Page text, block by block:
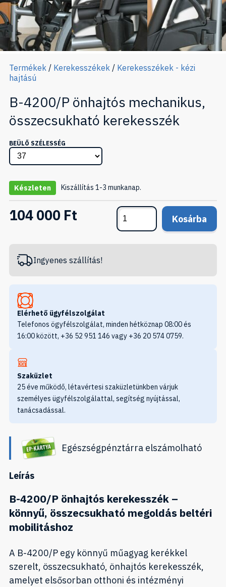
Termékek / Kerekesszékek / Kerekesszékek - kézi
hajtású
B-4200/P önhajtós mechanikus,
összecsukható kerekesszék
BEÜLŐ SZÉLESSÉG
Készleten Kiszállítás 1-3 munkanap.
104 000 Ft Kosárba
Ingyenes szállítás!
Elérhető ügyfélszolgálat
Telefonos ögyfélszolgálat, minden hétköznap 08:00 és
16:00 között, +36 52 951 146 vagy +36 20 574 0759.
Szaküzlet
25 éve működő, létavértesi szaküzletünkben várjuk
személyes ügyfélszolgálattal, segítség nyújtással,
tanácsadással.
Egészségpénztárra elszámolható
Leírás
B-4200/P önhajtós kerekesszék –
könnyű, összecsukható megoldás beltéri
mobilitáshoz
A B-4200/P egy könnyű műagyag kerékkel
szerelt, összecsukható, önhajtós kerekesszék,
amelyet elsősorban otthoni és intézményi